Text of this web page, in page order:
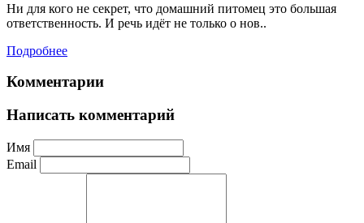
Ни для кого не секрет, что домашний питомец это большая
ответственность. И речь идёт не только о нов..
Подробнее
Комментарии
Написать комментарий
Имя
Email